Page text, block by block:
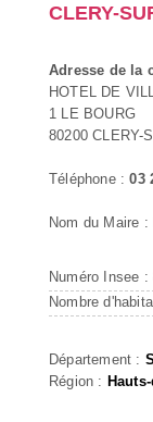
CLERY-
Adresse de la
HOTEL DE
1 LE BOURG
80200 CLERY-
Téléphone :03
Nom du Maire :
Numéro Insee :
Nombre
Département :
Région :